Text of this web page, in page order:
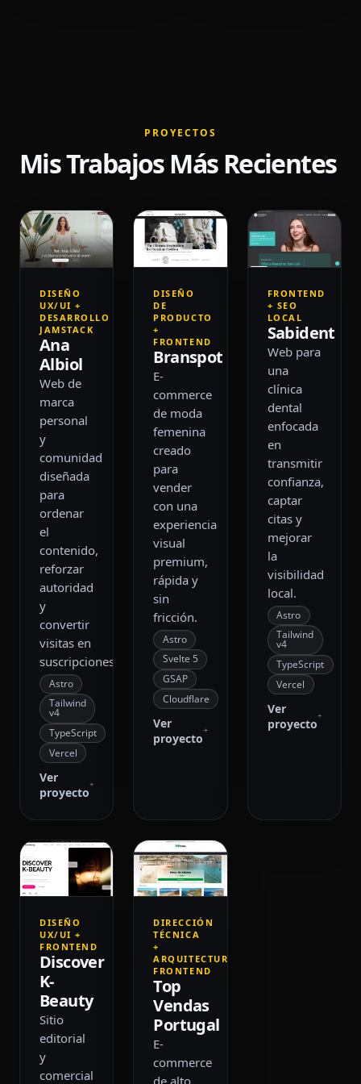
PROYECTOS
Mis Trabajos Más Recientes
DISEÑO
UX/UI +
DESARROLLO
JAMSTACK
Ana
Albiol
Web de
marca
personal
y
comunidad
diseñada
para
ordenar
el
contenido,
reforzar
autoridad
y
convertir
visitas en
suscripciones.
Astro
Tailwind
v4
TypeScript
Vercel
Ver
proyecto
DISEÑO
DE
PRODUCTO
+
FRONTEND
Branspot
E-
commerce
de moda
femenina
creado
para
vender
con una
experiencia
visual
premium,
rápida y
sin
fricción.
Astro
Svelte 5
GSAP
Cloudflare
Ver
proyecto
FRONTEND
+ SEO
LOCAL
Sabident
Web para
una
clínica
dental
enfocada
en
transmitir
confianza,
captar
citas y
mejorar
la
visibilidad
local.
Astro
Tailwind
v4
TypeScript
Vercel
Ver
proyecto
DISEÑO
UX/UI +
FRONTEND
Discover
K-
Beauty
Sitio
editorial
y
comercial
DIRECCIÓN
TÉCNICA
+
ARQUITECTURA
FRONTEND
Top
Vendas
Portugal
E-
commerce